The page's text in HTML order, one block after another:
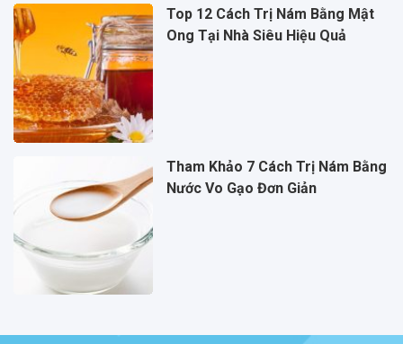
Top 12 Cách Trị Nám Bằng Mật
Ong Tại Nhà Siêu Hiệu Quả
Tham Khảo 7 Cách Trị Nám Bằng
Nước Vo Gạo Đơn Giản